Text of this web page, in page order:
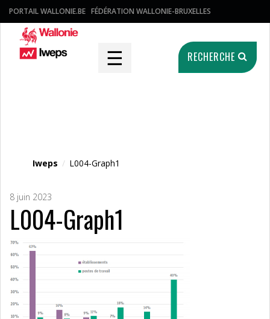
PORTAIL WALLONIE.BE FÉDÉRATION WALLONIE-BRUXELLES
☰ RECHERCHE
Iweps / L004-Graph1
8 juin 2023
L004-Graph1